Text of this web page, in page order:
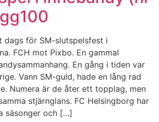
dags för SM-slutspelsfest i
FCH mot Pixbo. En gammal
En gång i tiden var
Vann SM-guld, hade en lång rad
Numera är de åter ett topplag, men
stjärnglans. FC Helsingborg har
säsonger och […]